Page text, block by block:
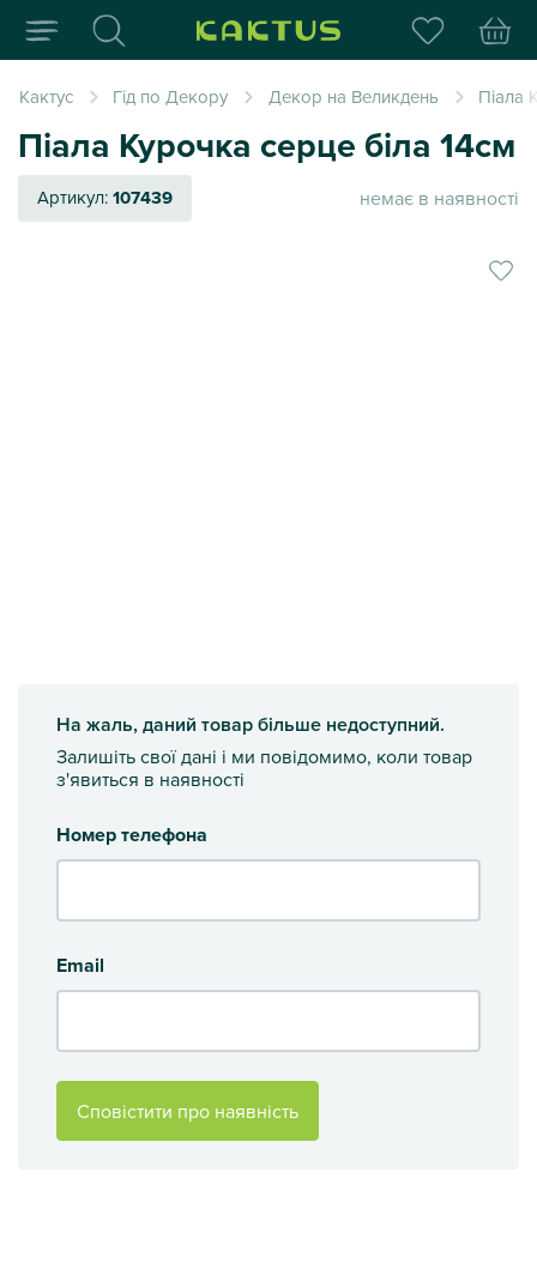
Інтернет-магазин
Кактус Гід по Декору Декор на Великдень Піала
Піала Курочка серце біла 14см
Артикул:107439 немає в наявності
На жаль, даний товар більше недоступний.
Залишіть свої дані і ми повідомимо, коли товар
з'явиться в наявності
Номер телефона
Email
Сповістити про наявність